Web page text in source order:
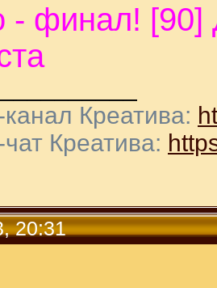
- финал! [90]
Креатива:
Креатива:
20:31